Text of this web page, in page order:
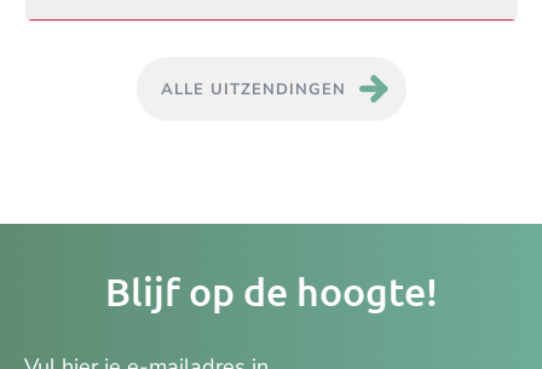
ALLE UITZENDINGEN
Blijf op de hoogte!